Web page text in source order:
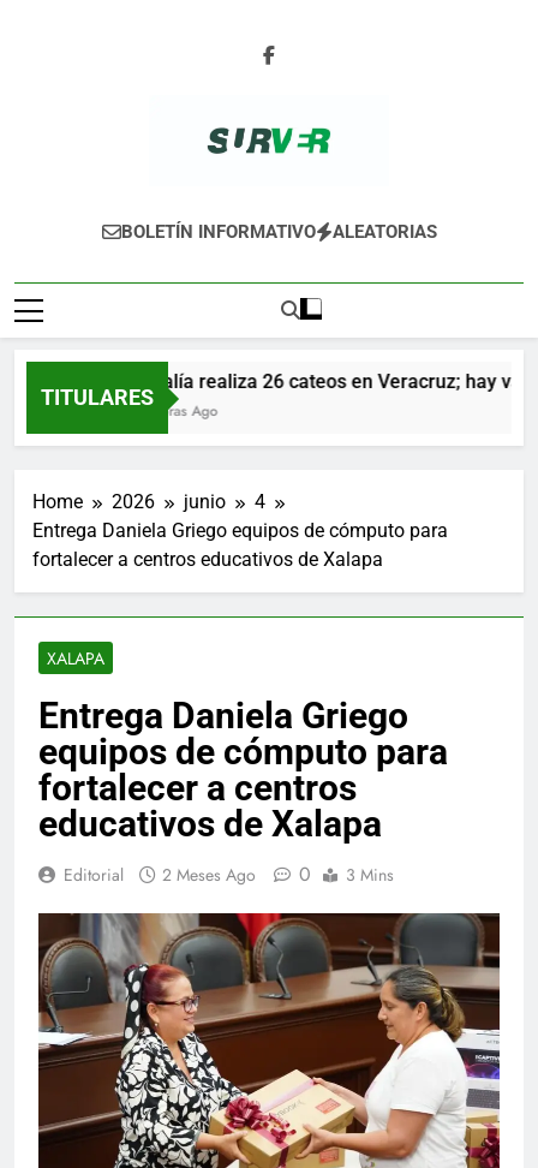
SURVER
BOLETÍN INFORMATIVO ALEATORIAS
TITULARES
Fiscalía realiza 26 cateos en Veracruz; hay
23 Horas Ago
Home 2026 junio
4
Entrega Daniela Griego equipos de cómputo para
fortalecer a centros educativos de Xalapa
XALAPA
Entrega Daniela Griego
equipos de cómputo para
fortalecer a centros
educativos de Xalapa
Editorial 2 Meses Ago 0 3 Mins